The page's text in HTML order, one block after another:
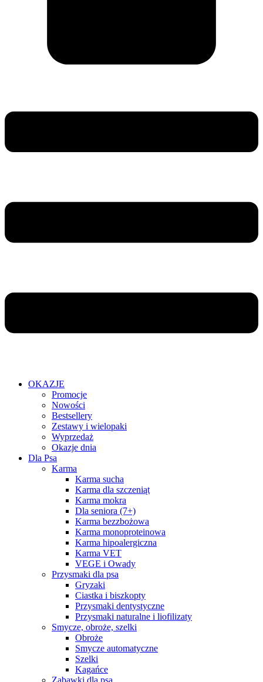
OKAZJE
Promocje
Nowości
Bestsellery
Zestawy i wielopaki
Wyprzedaż
Okazje dnia
Dla Psa
Karma
Karma sucha
Karma dla szczeniąt
Karma mokra
Dla seniora (7+)
Karma bezzbożowa
Karma monoproteinowa
Karma hipoalergiczna
Karma VET
VEGE i Owady
Przysmaki dla psa
Gryzaki
Ciastka i biszkopty
Przysmaki dentystyczne
Przysmaki naturalne i liofilizaty
Smycze, obroże, szelki
Obroże
Smycze automatyczne
Szelki
Kagańce